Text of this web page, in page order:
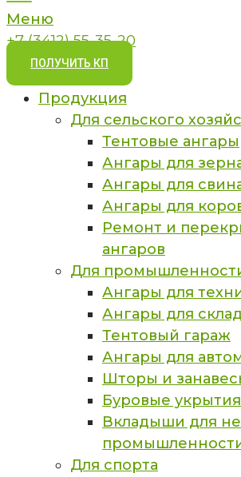
Меню
+7 (3412) 55-35-20
ПОЛУЧИТЬ КП
Продукция
Для сельского
Тентовые ангары
Ангары для
Ангары для
Ангары для
Ремонт и
ангаров
Для
Ангары для
Ангары для
Тентовый гараж
Ангары для
Шторы и
Буровые укрытия
Вкладыши для
Для спорта